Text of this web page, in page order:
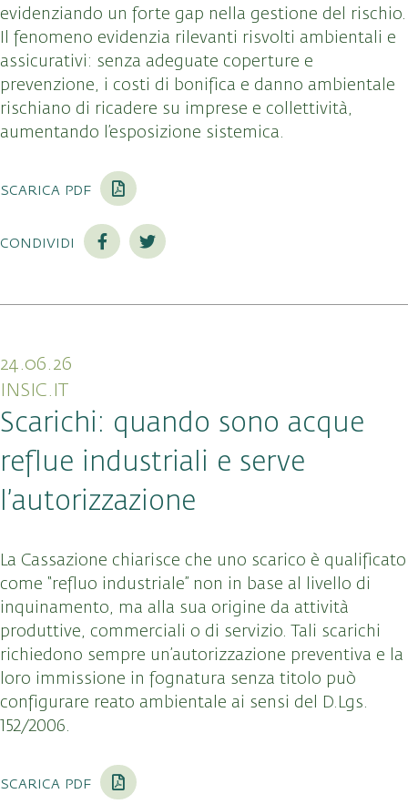
evidenziando un forte gap nella gestione del rischio.
Il fenomeno evidenzia rilevanti risvolti ambientali e
assicurativi: senza adeguate coperture e
prevenzione, i costi di bonifica e danno ambientale
rischiano di ricadere su imprese e collettività,
aumentando l’esposizione sistemica.
scarica pdf
condividi
24.06.26
INSIC.IT
Scarichi: quando sono acque
reflue industriali e serve
l’autorizzazione
La Cassazione chiarisce che uno scarico è qualificato
come “refluo industriale” non in base al livello di
inquinamento, ma alla sua origine da attività
produttive, commerciali o di servizio. Tali scarichi
richiedono sempre un’autorizzazione preventiva e la
loro immissione in fognatura senza titolo può
configurare reato ambientale ai sensi del D.Lgs.
152/2006.
scarica pdf